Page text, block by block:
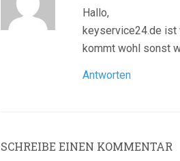
Hallo,
keyservice24.de ist
kommt wohl sonst
Antworten
SCHREIBE EINEN KOMMENTAR